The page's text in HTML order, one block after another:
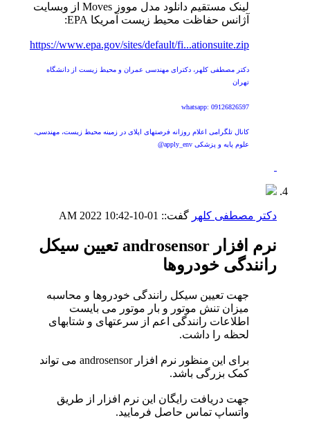
لینک مستقیم دانلود مدل مووز Moves از وبسایت
آژانس حفاظت محیط زیست آمریکا EPA:
https://www.epa.gov/sites/default/fi...ationsuite.zip
دکتر مصطفی کلهر، دکترای مهندسی عمران و محیط زیست از دانشگاه
تهران
whatsapp: 09126826597
کانال تلگرامی اعلام روزانه فرصتهای اپلای در زمینه محیط زیست، مهندسی،
علوم پایه و پزشکی apply_env@
دکتر مصطفی کلهر گفت:: 01-10-2022
10:42 AM
نرم افزار androsensor تعیین سیکل
رانندگی خودروها
جهت تعیین سیکل رانندگی خودروها و محاسبه
میزان تنش موتور و بار موتور می بایست
اطلاعات رانندگی اعم از سرعتهای و شتابهای
لحظه را داشت.
برای این منظور نرم افزار androsensor می تواند
کمک بزرگی باشد.
جهت دریافت رایگان این نرم افزار از طریق
واتساپ تماس حاصل فرمایید.